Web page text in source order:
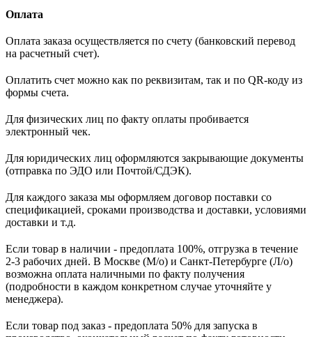
Оплата
Оплата заказа осуществляется по счету (банковский перевод
на расчетный счет).
Оплатить счет можно как по реквизитам, так и по QR-коду из
формы счета.
Для физических лиц по факту оплаты пробивается
электронный чек.
Для юридических лиц оформляются закрывающие документы
(отправка по ЭДО или Почтой/СДЭК).
Для каждого заказа мы оформляем договор поставки со
спецификацией, сроками производства и доставки, условиями
доставки и т.д.
Если товар в наличии - предоплата 100%, отгрузка в течение
2-3 рабочих дней. В Москве (М/о) и Санкт-Петербурге (Л/о)
возможна оплата наличными по факту получения
(подробности в каждом конкретном случае уточняйте у
менеджера).
Если товар под заказ - предоплата 50% для запуска в